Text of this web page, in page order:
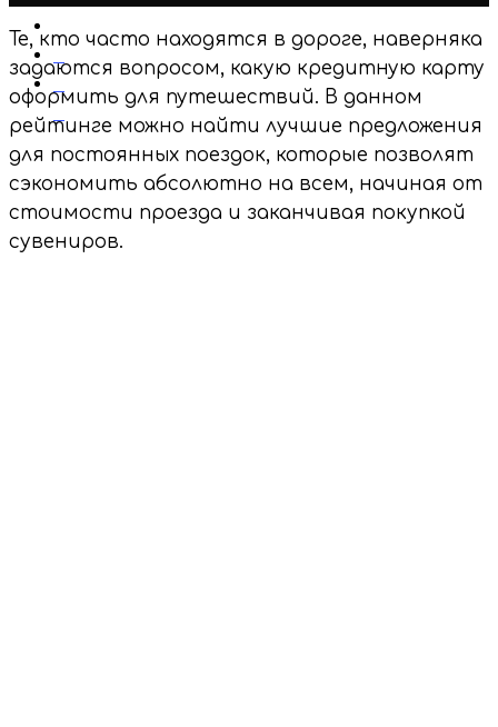
Те, кто часто находятся в дороге, наверняка
задаются вопросом, какую кредитную карту
оформить для путешествий. В данном
рейтинге можно найти лучшие предложения
для постоянных поездок, которые позволят
сэкономить абсолютно на всем, начиная от
стоимости проезда и заканчивая покупкой
сувениров.